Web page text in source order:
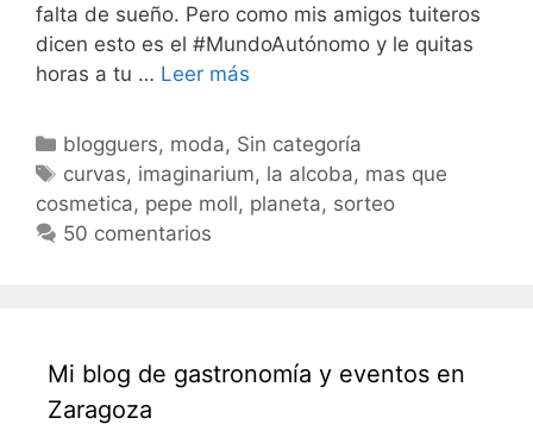
falta de sueño. Pero como mis amigos tuiteros
dicen esto es el #MundoAutónomo y le quitas
horas a tu … Leer más
Aniversario
Categorías
blogguers, moda, Sin categoría
Etiquetas
curvas, imaginarium, la alcoba, mas que
cosmetica, pepe moll, planeta, sorteo
50 comentarios
Mi blog de gastronomía y eventos en
Zaragoza